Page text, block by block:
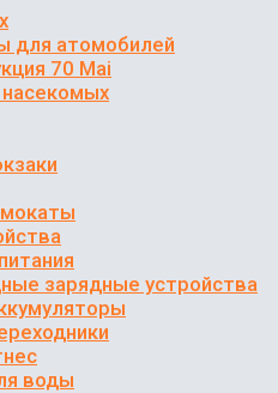
для атомобилей
70 Mai
зарядные устройства
воды